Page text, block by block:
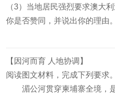
（3）当地居民强烈要求澳大
你是否赞同，并说出你的理由。
【 因河而育 人地协调 】
阅读图文材料，完成下列要求。
湄公河贯穿柬埔寨全境，